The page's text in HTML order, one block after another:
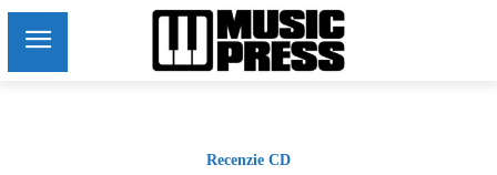
Recenzie CD